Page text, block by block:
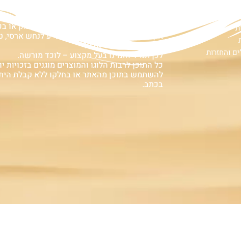
והחזרות
במוצרים ובמידע המובא באתר, בדף פיסבוק או
אין המלצה לגעת, להתעסק, להפריע לנחש ארסי,
עלולה לעלות בחיי אדם!
לכן תמיד הזמינו בעל מקצוע – לוכד מורשה.
כל התוכן לרבות הלוגו והמוצרים מוגנים בזכויות
להשתמש בתוכן מהאתר או בחלקו ללא קבלת
בכתב.